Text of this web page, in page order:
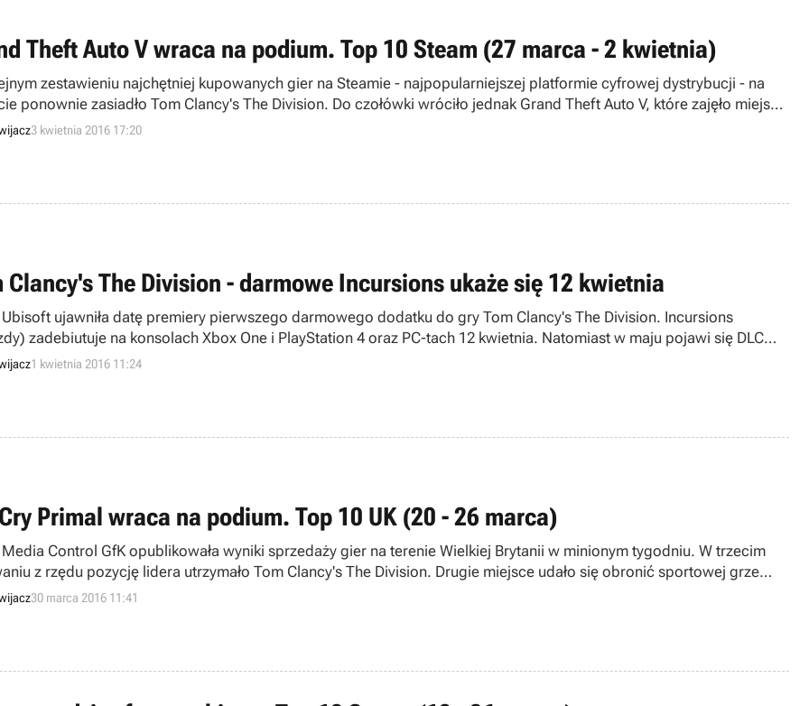
Theft Auto V wraca na podium. Top 10 Steam (27 marca - 2 kwietnia)
zestawieniu najchętniej kupowanych gier na Steamie - najpopularniejszej platformie cyfrowej dystrybucji - na
ponownie zasiadło Tom Clancy's The Division. Do czołówki wróciło jednak Grand Theft Auto V, które zajęło miejsce
najnowszą produkcją Ubisoftu. Zapraszamy do zapoznania się z pierwszą dziesiątką największych hitów ubiegłego
3 kwietnia 2016 17:20
Clancy's The Division - darmowe Incursions ukaże się 12 kwietnia
ujawniła datę premiery pierwszego darmowego dodatku do gry Tom Clancy's The Division. Incursions
zadebiutuje na konsolach Xbox One i PlayStation 4 oraz PC-tach 12 kwietnia. Natomiast w maju pojawi się DLC
Conflict.
1 kwietnia 2016 11:24
Primal wraca na podium. Top 10 UK (20 - 26 marca)
Control GfK opublikowała wyniki sprzedaży gier na terenie Wielkiej Brytanii w minionym tygodniu. W trzecim
z rzędu pozycję lidera utrzymało Tom Clancy's The Division. Drugie miejsce udało się obronić sportowej grze
Sports UFC 2, ale już Pokkén Tournament zostało pokonane przez Far Cry Primal.
30 marca 2016 11:41